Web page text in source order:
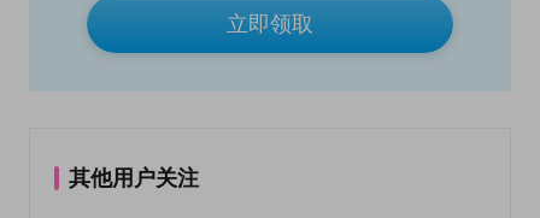
立即领取
其他用户关注